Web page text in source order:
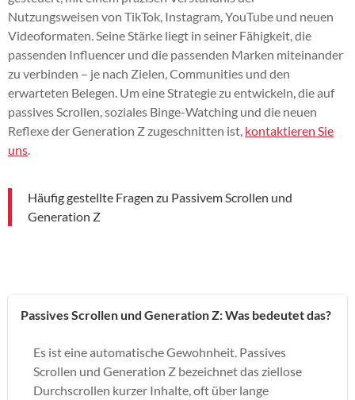
Nutzungsweisen von TikTok, Instagram, YouTube und neuen
Videoformaten. Seine Stärke liegt in seiner Fähigkeit, die
passenden Influencer und die passenden Marken miteinander
zu verbinden – je nach Zielen, Communities und den
erwarteten Belegen. Um eine Strategie zu entwickeln, die auf
passives Scrollen, soziales Binge-Watching und die neuen
Reflexe der Generation Z zugeschnitten ist, kontaktieren Sie
uns
Häufig gestellte Fragen zu Passivem Scrollen und
Generation Z
Passives Scrollen und Generation Z: Was bedeutet das?
Es ist eine automatische Gewohnheit. Passives
Scrollen und Generation Z bezeichnet das ziellose
Durchscrollen kurzer Inhalte, oft über lange